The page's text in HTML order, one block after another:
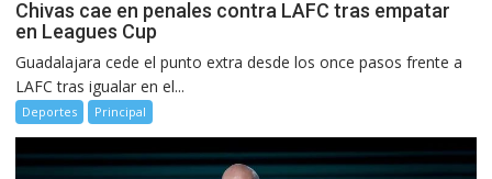
Chivas cae en penales contra LAFC tras empatar
en Leagues Cup
Guadalajara cede el punto extra desde los once pasos frente a
LAFC tras igualar en el...
Deportes Principal